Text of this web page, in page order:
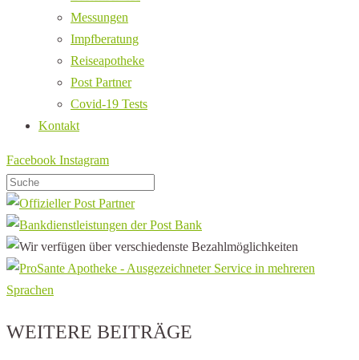
Messungen
Impfberatung
Reiseapotheke
Post Partner
Covid-19 Tests
Kontakt
Facebook Instagram
WEITERE BEITRÄGE